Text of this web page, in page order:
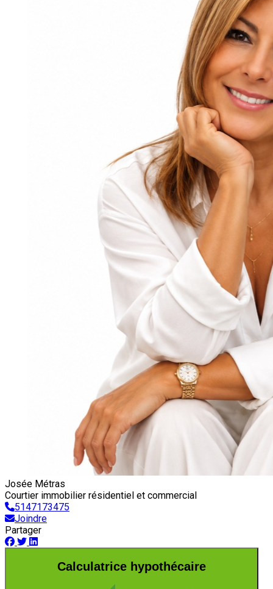
Josée Métras
Courtier immobilier résidentiel et commercial
5147173475
Joindre
Partager
Calculatrice hypothécaire